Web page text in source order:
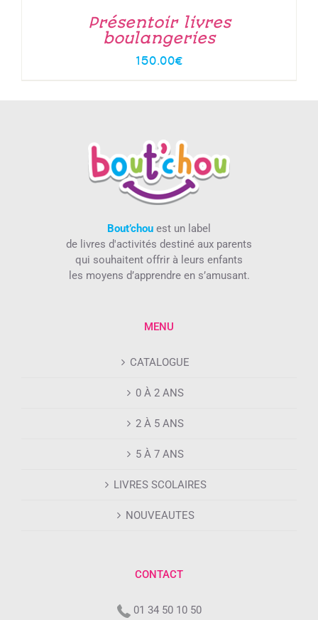
Présentoir livres
boulangeries
150.00€
Bout’chou est un label
de livres d'activités destiné aux parents
qui souhaitent offrir à leurs enfants
les moyens d’apprendre en s’amusant.
MENU
CATALOGUE
0 À 2 ANS
2 À 5 ANS
5 À 7 ANS
LIVRES SCOLAIRES
NOUVEAUTES
CONTACT
01 34 50 10 50